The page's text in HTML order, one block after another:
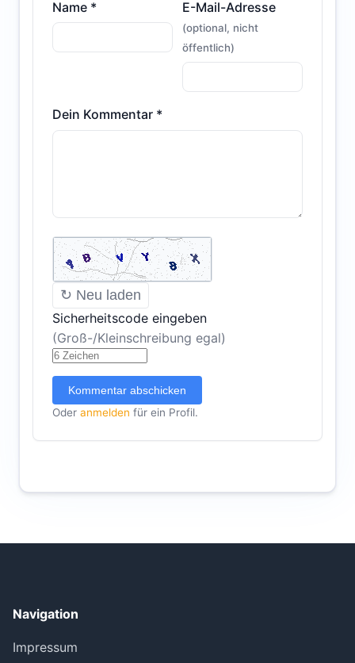
Name * E-Mail-Adresse
(optional, nicht
öffentlich)
Dein Kommentar *
↻ Neu laden
Sicherheitscode eingeben
(Groß-/Kleinschreibung egal)
Kommentar abschicken
Oder anmelden für ein Profil.
Navigation
Impressum